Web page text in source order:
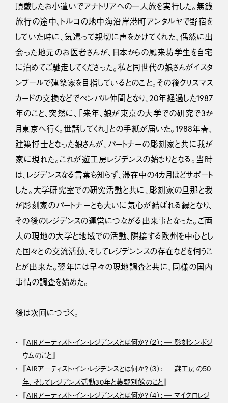
頂戴したお小遣いでアナトリアへの一人旅を実行した。無銭
旅行の途中、トルコの地中海沿岸港町アンタルヤで野宿を
していた時に、気遣って親切に声をかけてくれた、偶然に出
会った地元のお医者さんが、日本からの風来坊学生を自宅
に泊めてご馳走してくださった。私と同世代の娘さんがイスタ
ンブールで建築家を目指しているとのこと。その後クリスマス
カードの交換などでペンパル仲間となり、20年経過した1987
年のこと、突然に、「来年、娘が東京の大学での研究で3か
月東京へ行く。世話してくれ」との手紙が届いた。1988年春、
建築博士となった娘さんが、パートナーの彫刻家と共に我が
家に現れた。これが遊工房レジデンスの始まりとなる。当時
は、レジデンスなる言葉も知らず、滞在中の4カ月ほどサポート
した。大学研究室での研究活動と共に、彫刻家の旦那と我
が彫刻家のパートナーとも大いに気心が結ばれる縁となり、
その後のレジデンスの運営につながる出来事となった。ご両
人の現地の大学と地域での活動、隣接する欧州を中心とし
た国々との交流活動、そしてレジデンンスの存在などを伺うこ
とが出来た。翌年には早々の現地調査と共に、同様の国内
事情の調査を始めた。
後は次回につづく。
『AIRアーティスト・イン・レジデンスとは何か？（２）: ― 彫刻シンポジ
ウムのこと』
『AIRアーティスト・イン・レジデンスとは何か？（３）: ― 遊工房の50
年、そしてレジデンス活動30年と藤野別館のこと』
『AIRアーティスト・イン・レジデンスとは何か？（４）: ― マイクロレジ